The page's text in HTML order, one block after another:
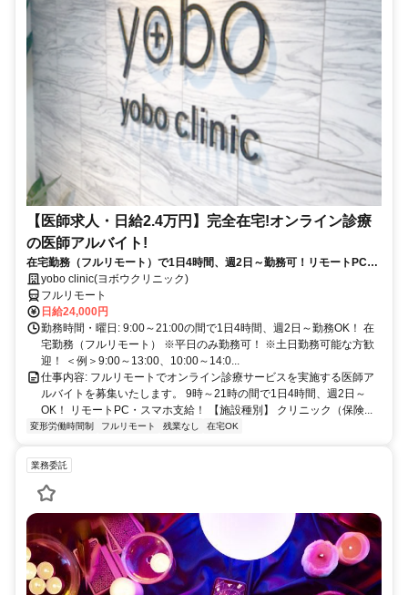
【医師求人・日給2.4万円】完全在宅!オンライン診療
の医師アルバイト!
在宅勤務（フルリモート）で1日4時間、週2日～勤務可！リモートPC・
スマホ支給！
yobo clinic(ヨボウクリニック)
フルリモート
日給24,000円
勤務時間・曜日: 9:00～21:00の間で1日4時間、週2日～勤務OK！ 在
宅勤務（フルリモート） ※平日のみ勤務可！ ※土日勤務可能な方歓
迎！ ＜例＞9:00～13:00、10:00～14:0...
仕事内容: フルリモートでオンライン診療サービスを実施する医師ア
ルバイトを募集いたします。 9時～21時の間で1日4時間、週2日～
OK！ リモートPC・スマホ支給！ 【施設種別】 クリニック（保険...
変形労働時間制 フルリモート 残業なし 在宅OK
業務委託